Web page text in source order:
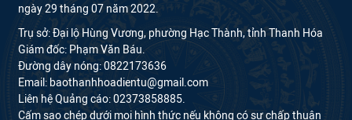
ngày 29 tháng 07 năm 2022.
Trụ sở: Đại lộ Hùng Vương, phường Hạc Thành, tỉnh Thanh Hóa
Giám đốc: Phạm Văn Báu.
Đường dây nóng: 0822173636
Email: baothanhhoadientu@gmail.com
Liên hệ Quảng cáo: 02373858885.
Cấm sao chép dưới mọi hình thức nếu không có sự chấp thuận